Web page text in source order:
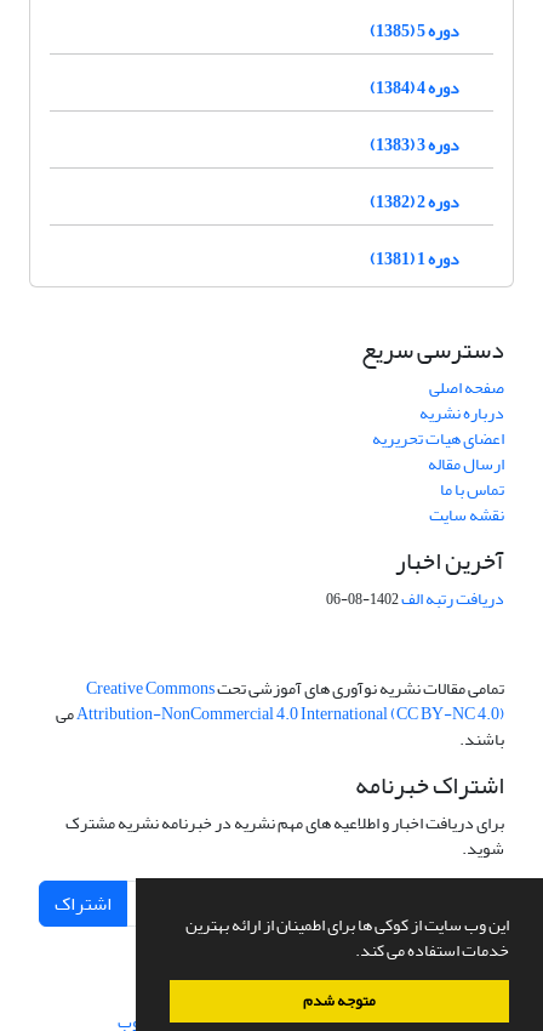
این وب سایت از کوکی ها برای اطمینان از ارائه بهترین
خدمات استفاده می کند.
متوجه شدم
دوره 5 (1385)
دوره 4 (1384)
دوره 3 (1383)
دوره 2 (1382)
دوره 1 (1381)
دسترسی سریع
صفحه اصلی
درباره نشریه
اعضای هیات تحریریه
ارسال مقاله
تماس با ما
نقشه سایت
آخرین اخبار
دریافت رتبه الف1402-08-06
تمامی مقالات نشریه نوآوری های آموزشی تحتCreative Commons
Attribution-NonCommercial 4.0 International (CC BY-NC 4.0)می
باشند.
اشتراک خبرنامه
برای دریافت اخبار و اطلاعیه های مهم نشریه در خبرنامه نشریه مشترک
شوید.
اشتراک
سامانه مدیریت نشریات علمی.طراحی و پیاده سازی از سیناوب